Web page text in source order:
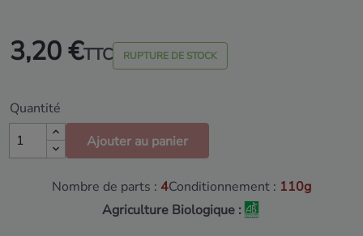
3,20 €TTC RUPTURE DE STOCK
Quantité
Ajouter au panier
Nombre de parts : 4Conditionnement : 110g
Agriculture Biologique :